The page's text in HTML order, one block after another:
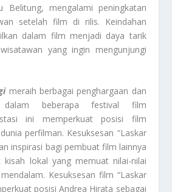
Belitung, mengalami peningkatan
setelah film di rilis. Keindahan
dalam film menjadi daya tarik
yang ingin mengunjungi
meraih berbagai penghargaan dan
beberapa festival film
ini memperkuat posisi film
perfilman. Kesuksesan “Laskar
inspirasi bagi pembuat film lainnya
kisah lokal yang memuat nilai-nilai
Kesuksesan film “Laskar
posisi Andrea Hirata sebagai